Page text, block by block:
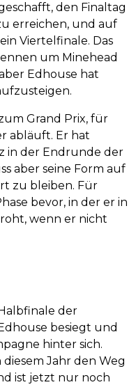
den Finaltag
erreichen, und auf
Viertelfinale. Das
um Minehead
Edhouse hat
Grand Prix, für
abläuft. Er hat
in der Endrunde der
aber seine Form auf
zu bleiben. Für
bevor, in der er in
wenn er nicht
der
besiegt und
hinter sich.
Jahr den Weg
ist jetzt nur noch